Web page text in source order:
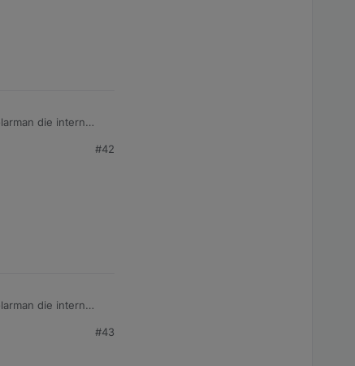
die intern
Anlegen in der#42
die intern
Anlegen in der#43